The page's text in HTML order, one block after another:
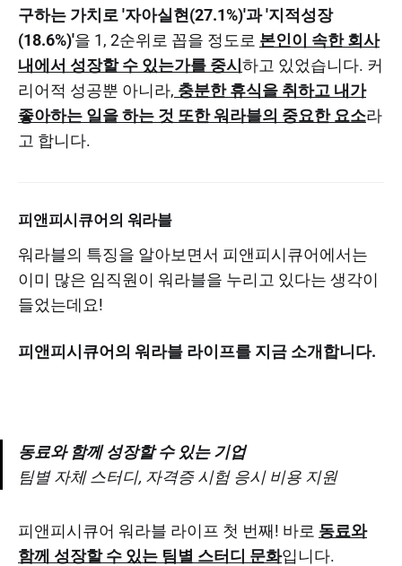
구하는 가치로 '자아실현(27.1%)'과 '지적성장
(18.6%)'을 1, 2순위로 꼽을 정도로 본인이 속한 회사
내에서 성장할 수 있는가를 중시하고 있었습니다. 커
리어적 성공뿐 아니라, 충분한 휴식을 취하고 내가
좋아하는 일을 하는 것 또한 워라블의 중요한 요소라
고 합니다.
피앤피시큐어의 워라블
워라블의 특징을 알아보면서 피앤피시큐어에서는
이미 많은 임직원이 워라블을 누리고 있다는 생각이
들었는데요!
피앤피시큐어의 워라블 라이프를 지금 소개합니다.
동료와 함께 성장할 수 있는 기업
팀별 자체 스터디, 자격증 시험 응시 비용 지원
피앤피시큐어 워라블 라이프 첫 번째! 바로 동료와
함께 성장할 수 있는 팀별 스터디 문화입니다.